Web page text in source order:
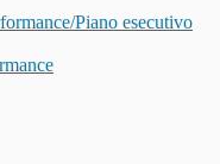
Piano esecutivo